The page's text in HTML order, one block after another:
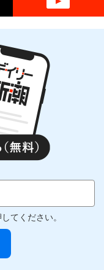
てください。